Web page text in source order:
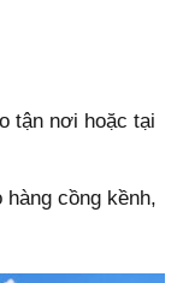
tận nơi hoặc tại
hàng cồng kềnh,